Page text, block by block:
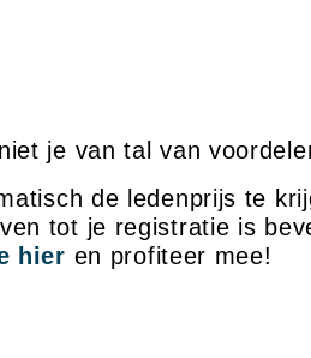
je van tal van
de ledenprijs te
tot je registratie is
hier en profiteer mee!